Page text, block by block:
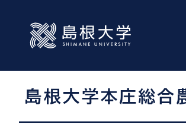
島根大学本庄総合